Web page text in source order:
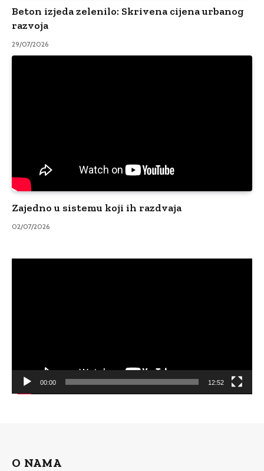
Beton izjeda zelenilo: Skrivena cijena urbanog
razvoja
29/07/2026
Zajedno u sistemu koji ih razdvaja
02/07/2026
00:00 12:52
O NAMA